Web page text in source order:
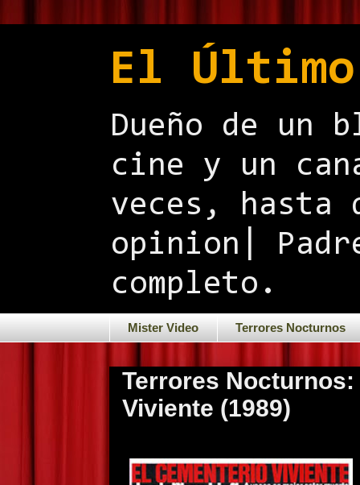
El
Dueño de un
cine y un
veces, hasta
opinion|
completo.
Mister Video Terrores Nocturnos
Terrores
Viviente (1989)